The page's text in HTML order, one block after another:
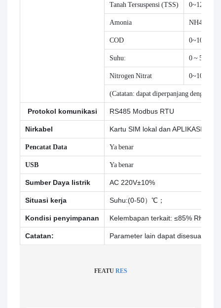
Tanah Tersuspensi (TSS)
Amonia
COD
Suhu: 0 ~ 50C
Nitrogen Nitrat 0~100mg/
(Catatan: dapat diperpanjang dengan
Protokol komunikasi RS485 Modbus RTU
Nirkabel Kartu SIM lokal dan APLIKASI di
Pencatat Data Ya benar
USB Ya benar
Sumber Daya listrik AC 220V±10%
Situasi kerja Suhu:(0-50）℃；
Kondisi penyimpanan Kelembapan terkait: ≤85% RH（
Catatan: Parameter lain dapat disesuaikan
FEATU RES